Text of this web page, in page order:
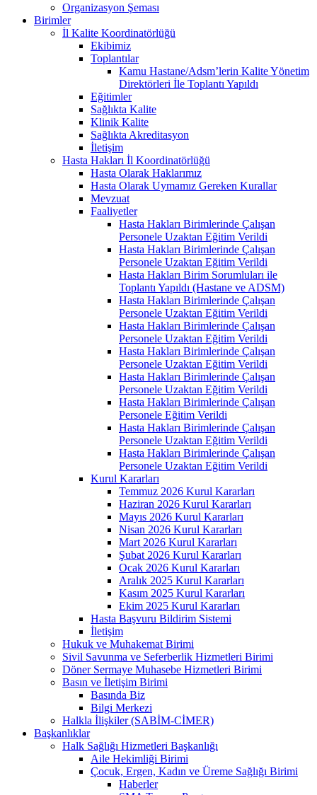
Organizasyon Şeması
Birimler
İl Kalite Koordinatörlüğü
Ekibimiz
Toplantılar
Kamu Hastane/Adsm’lerin Kalite Yönetim
Direktörleri İle Toplantı Yapıldı
Eğitimler
Sağlıkta Kalite
Klinik Kalite
Sağlıkta Akreditasyon
İletişim
Hasta Hakları İl Koordinatörlüğü
Hasta Olarak Haklarımız
Hasta Olarak Uymamız Gereken Kurallar
Mevzuat
Faaliyetler
Hasta Hakları Birimlerinde Çalışan
Personele Uzaktan Eğitim Verildi
Hasta Hakları Birimlerinde Çalışan
Personele Uzaktan Eğitim Verildi
Hasta Hakları Birim Sorumluları ile
Toplantı Yapıldı (Hastane ve ADSM)
Hasta Hakları Birimlerinde Çalışan
Personele Uzaktan Eğitim Verildi
Hasta Hakları Birimlerinde Çalışan
Personele Uzaktan Eğitim Verildi
Hasta Hakları Birimlerinde Çalışan
Personele Uzaktan Eğitim Verildi
Hasta Hakları Birimlerinde Çalışan
Personele Uzaktan Eğitim Verildi
Hasta Hakları Birimlerinde Çalışan
Personele Eğitim Verildi
Hasta Hakları Birimlerinde Çalışan
Personele Uzaktan Eğitim Verildi
Hasta Hakları Birimlerinde Çalışan
Personele Uzaktan Eğitim Verildi
Kurul Kararları
Temmuz 2026 Kurul Kararları
Haziran 2026 Kurul Kararları
Mayıs 2026 Kurul Kararları
Nisan 2026 Kurul Kararları
Mart 2026 Kurul Kararları
Şubat 2026 Kurul Kararları
Ocak 2026 Kurul Kararları
Aralık 2025 Kurul Kararları
Kasım 2025 Kurul Kararları
Ekim 2025 Kurul Kararları
Hasta Başvuru Bildirim Sistemi
İletişim
Hukuk ve Muhakemat Birimi
Sivil Savunma ve Seferberlik Hizmetleri Birimi
Döner Sermaye Muhasebe Hizmetleri Birimi
Basın ve İletişim Birimi
Basında Biz
Bilgi Merkezi
Halkla İlişkiler (SABİM-CİMER)
Başkanlıklar
Halk Sağlığı Hizmetleri Başkanlığı
Aile Hekimliği Birimi
Çocuk, Ergen, Kadın ve Üreme Sağlığı Birimi
Haberler